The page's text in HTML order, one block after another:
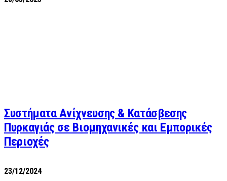
Συστήματα Ανίχνευσης & Κατάσβεσης
Πυρκαγιάς σε Βιομηχανικές και Εμπορικές
Περιοχές
23/12/2024